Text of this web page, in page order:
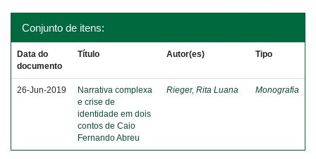
Conjunto de itens:
Data do
documento
Título Autor(es) Tipo
26-Jun-2019
Narrativa complexa
e crise de
identidade em dois
contos de Caio
Fernando Abreu
Rieger, Rita Luana Monografia